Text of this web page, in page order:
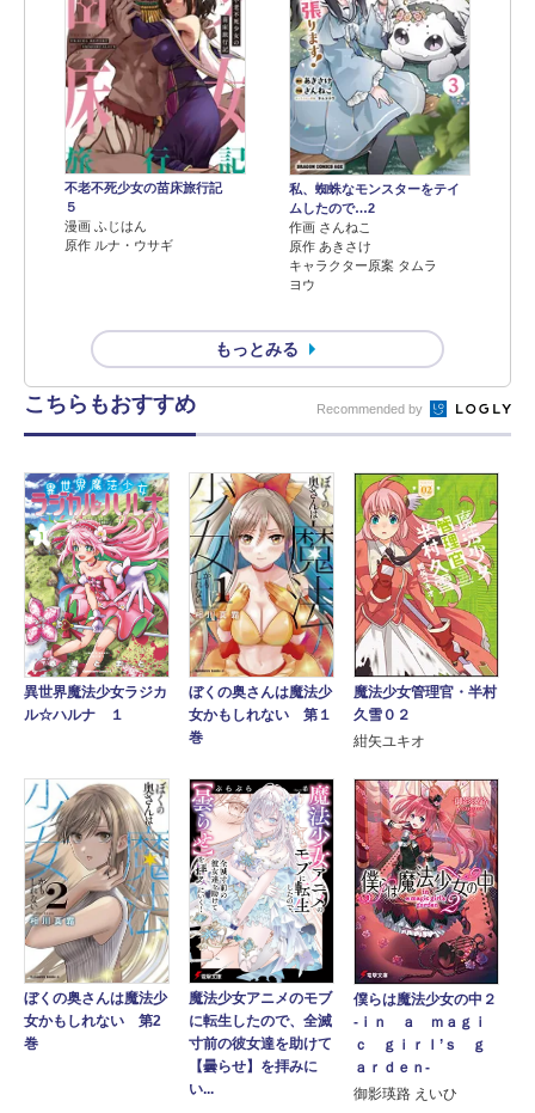
不老不死少女の苗床旅行記
５
漫画 ふじはん
原作 ルナ・ウサギ
私、蜘蛛なモンスターをテイ
ムしたので…2
作画 さんねこ
原作 あきさけ
キャラクター原案 タムラ
ヨウ
もっとみる
こちらもおすすめ Recommended by
異世界魔法少女ラジカ
ル☆ハルナ １
ぼくの奥さんは魔法少
女かもしれない 第１
巻
魔法少女管理官・半村
久雪０２
紺矢ユキオ
ぼくの奥さんは魔法少
女かもしれない 第2
巻
魔法少女アニメのモブ
に転生したので、全滅
寸前の彼女達を助けて
【曇らせ】を拝みに
い...
僕らは魔法少女の中２
‐ｉｎ ａ ｍａｇｉ
ｃ ｇｉｒｌ’ｓ ｇ
ａｒｄｅｎ‐
御影瑛路 えいひ